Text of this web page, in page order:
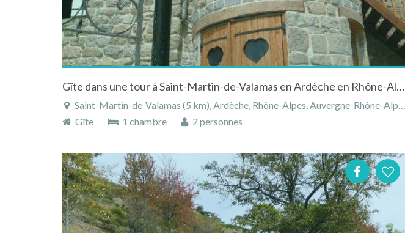
Gîte dans une tour à Saint-Martin-de-Valamas en Ardèche en Rhône-Alpes
Saint-Martin-de-Valamas (5 km), Ardèche, Rhône-Alpes, Auvergne-Rhône-Alpes, France
Gîte
1 chambre 2 personnes